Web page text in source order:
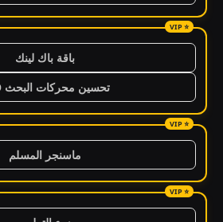
باقة باك لينك
تحسين محركات البحث SEO
ماسنجر المسلم